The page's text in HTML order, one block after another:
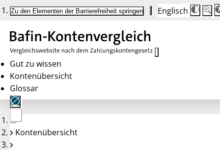
Zu den Elementen der Barrierefreiheit springen Englisch
Die
100
Gut zu wissen
Kontenübersicht
Glossar
Keine
Konten
Kontenübersicht